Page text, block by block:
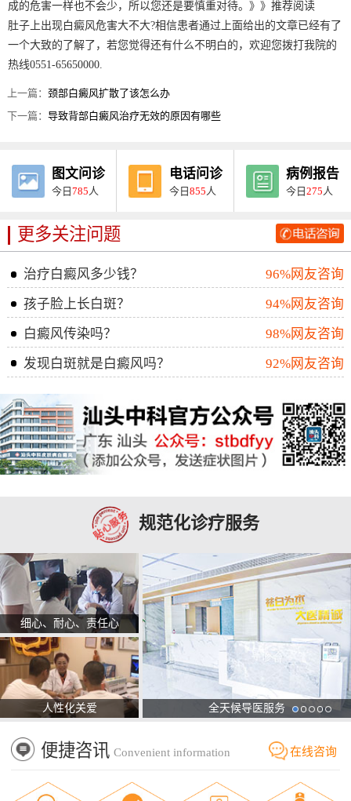
成的危害一样也不会少，所以您还是要慎重对待。》》推荐阅读
肚子上出现白癜风危害大不大?相信患者通过上面给出的文章已经有了
一个大致的了解了，若您觉得还有什么不明白的，欢迎您拨打我院的
热线0551-65650000.
上一篇：颈部白癜风扩散了该怎么办
下一篇：导致背部白癜风治疗无效的原因有哪些
图文问诊
今日785 人
电话问诊
今日855 人
病例报告
今日275 人
更多关注问题
治疗白癜风多少钱？
96%网友咨询
孩子脸上长白斑？
94%网友咨询
白癜风传染吗？
98%网友咨询
发现白斑就是白癜风吗？
92%网友咨询
规范化诊疗服务
细心、耐心、责任心
人性化关爱 全天候导医服务
便捷咨讯 Convenient information 在线咨询